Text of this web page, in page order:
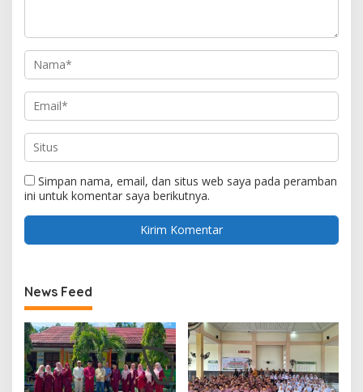
Simpan nama, email, dan situs web saya pada peramban
ini untuk komentar saya berikutnya.
News Feed